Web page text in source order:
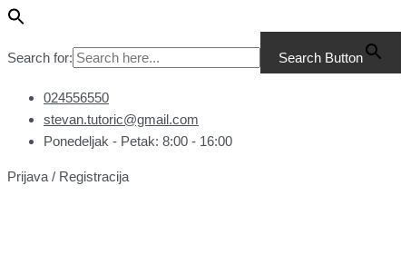
Search for: Search Button
Pređi
sadržaj
024556550
stevan.tutoric@gmail.com
Ponedeljak - Petak: 8:00 - 16:00
Prijava / Registracija
Main
Priznanica
pazara
NCR
količina